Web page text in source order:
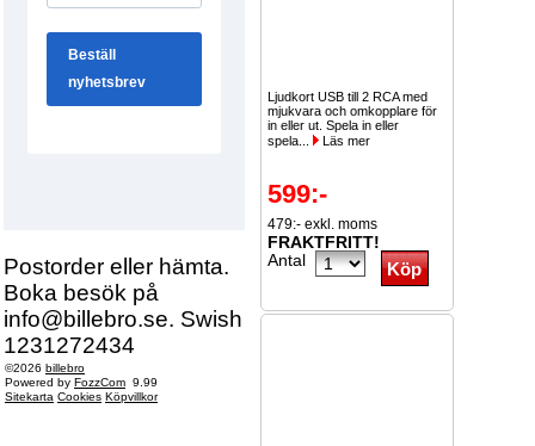
Postorder eller hämta.
Boka besök på
info@billebro.se. Swish
1231272434
©2026 billebro
Powered by FozzCom 9.99
Sitekarta Cookies Köpvillkor
Ljudkort USB till 2 RCA med
mjukvara och omkopplare för
in eller ut. Spela in eller
spela...
Läs mer
599:-
479:- exkl. moms
FRAKTFRITT!
Antal